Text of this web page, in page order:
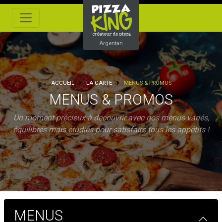
Argentan
ACCUEIL LA CARTE MENUS & PROMOS
MENUS & PROMOS
Un moment précieux à decouvrir avec nos menus variés,
équilibrés mais étudiés pour satisfaire tous les appétits !
MENUS